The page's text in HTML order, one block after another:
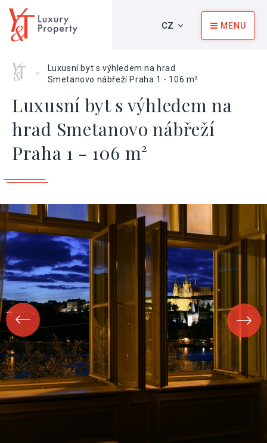
CZ MENU
Home
>
Luxusní byt s výhledem na hrad
Smetanovo nábřeží Praha 1 - 106 m²
Luxusní byt s výhledem na
hrad Smetanovo nábřeží
Praha 1 - 106 m²